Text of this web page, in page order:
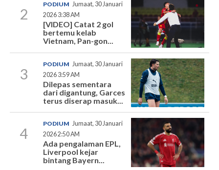
2
PODIUM Jumaat, 30 Januari
2026 3:38 AM
[VIDEO] Catat 2 gol
bertemu kelab
Vietnam, Pan-gon...
3
PODIUM Jumaat, 30 Januari
2026 3:59 AM
Dilepas sementara
dari digantung, Garces
terus diserap masuk...
4
PODIUM Jumaat, 30 Januari
2026 2:50 AM
Ada pengalaman EPL,
Liverpool kejar
bintang Bayern...